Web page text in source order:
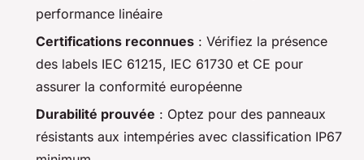
performance linéaire
Certifications reconnues : Vérifiez la présence
des labels IEC 61215, IEC 61730 et CE pour
assurer la conformité européenne
Durabilité prouvée : Optez pour des panneaux
résistants aux intempéries avec classification IP67